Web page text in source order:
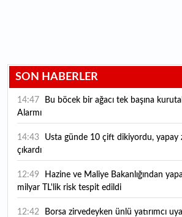
SON HABERLER
14:47
Alarmı
14:43
çıkardı
12:49
milyar TL'lik risk tespit edildi
12:42